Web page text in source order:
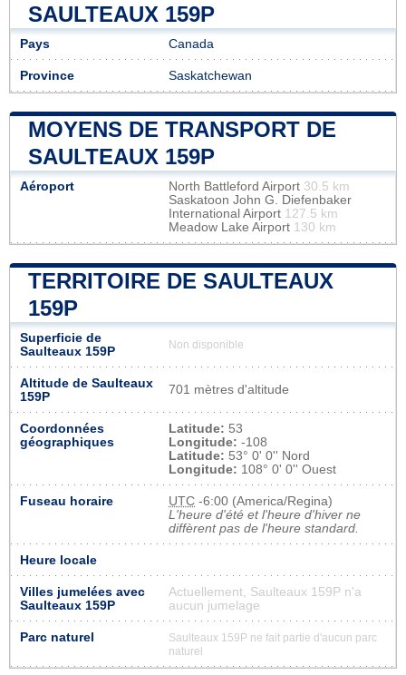
SAULTEAUX 159P
Pays Canada
Province Saskatchewan
MOYENS DE TRANSPORT DE
SAULTEAUX 159P
Aéroport North Battleford Airport 30.5 km
Saskatoon John G. Diefenbaker
International Airport 127.5 km
Meadow Lake Airport 130 km
TERRITOIRE DE SAULTEAUX
159P
Superficie de
Saulteaux 159P
Non disponible
Altitude de Saulteaux
159P
701 mètres d'altitude
Coordonnées
géographiques
Latitude: 53
Longitude: -108
Latitude: 53° 0' 0'' Nord
Longitude: 108° 0' 0'' Ouest
Fuseau horaire UTC -6:00 (America/Regina)
L'heure d'été et l'heure d'hiver ne
diffèrent pas de l'heure standard.
Heure locale
Villes jumelées avec
Saulteaux 159P
Actuellement, Saulteaux 159P n'a
aucun jumelage
Parc naturel
Saulteaux 159P ne fait partie d'aucun parc
naturel